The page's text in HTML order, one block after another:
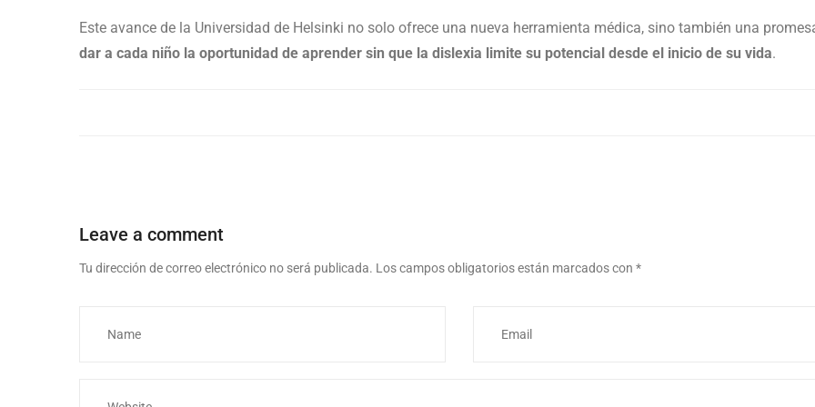
Este avance de la Universidad de Helsinki no solo ofrece una nueva herramienta médica, sino también una
dar a cada niño la oportunidad de aprender sin que la dislexia limite su potencial desde el inicio de su vida.
Leave a comment
Tu dirección de correo electrónico no será publicada. Los campos obligatorios están marcados con *